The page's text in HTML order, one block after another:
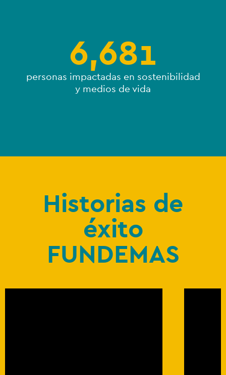
personas impactadas en sostenibilidad
y medios de vida
6,681
Historias de
éxito
FUNDEMAS